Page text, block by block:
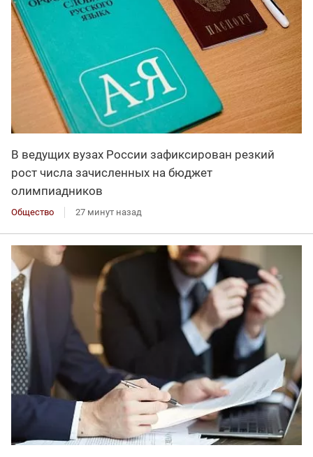
В ведущих вузах России зафиксирован резкий
рост числа зачисленных на бюджет
олимпиадников
Общество 27 минут назад